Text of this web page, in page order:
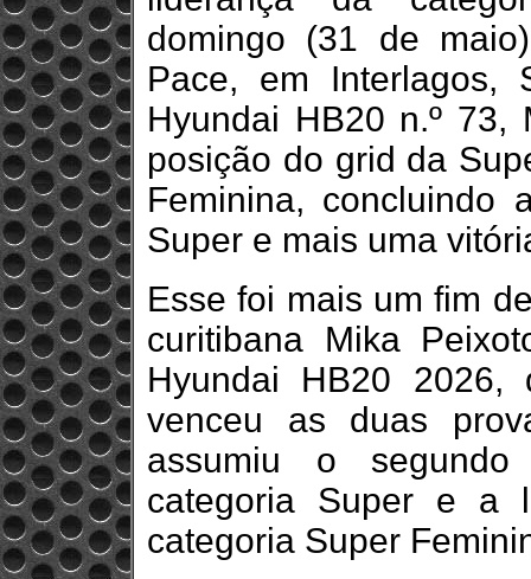
domingo (31 de
Pace, em Interlagos,
Hyundai HB20 n.º 73,
posição do grid da
Feminina, concluindo
Super e mais uma
Esse foi mais um fim
curitibana Mika
Hyundai HB20
venceu as duas
assumiu o
categoria Super e a
categoria Super